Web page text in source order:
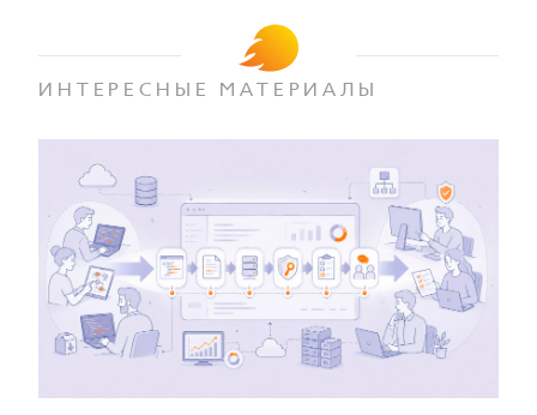
ИНТЕРЕСНЫЕ МАТЕРИАЛЫ